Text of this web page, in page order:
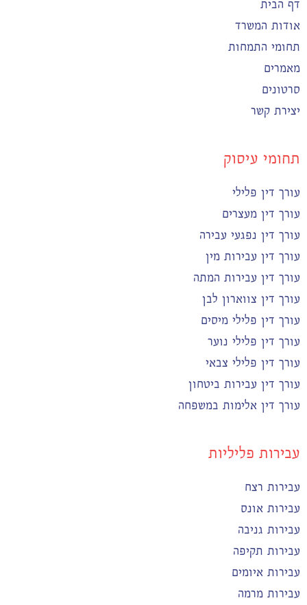
דף הבית
אודות המשרד
תחומי התמחות
מאמרים
סרטונים
יצירת קשר
תחומי עיסוק
עורך דין פלילי
עורך דין מעצרים
עורך דין נפגעי עבירה
עורך דין עבירות מין
עורך דין עבירות המתה
עורך דין צווארון לבן
עורך דין פלילי מיסים
עורך דין פלילי נוער
עורך דין פלילי צבאי
עורך דין עבירות ביטחון
עורך דין אלימות במשפחה
עבירות פליליות
עבירות רצח
עבירות אונס
עבירות גניבה
עבירות תקיפה
עבירות איומים
עבירות מרמה